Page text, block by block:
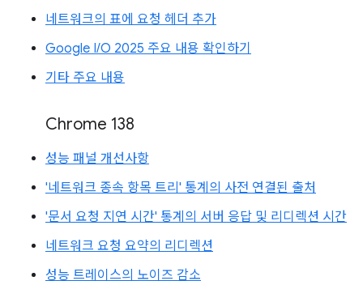
네트워크의 표에 요청 헤더 추가
Google I/O 2025 주요 내용 확인하기
기타 주요 내용
Chrome 138
성능 패널 개선사항
'네트워크 종속 항목 트리' 통계의 사전 연결된 출처
'문서 요청 지연 시간' 통계의 서버 응답 및 리디렉션 시간
네트워크 요청 요약의 리디렉션
성능 트레이스의 노이즈 감소